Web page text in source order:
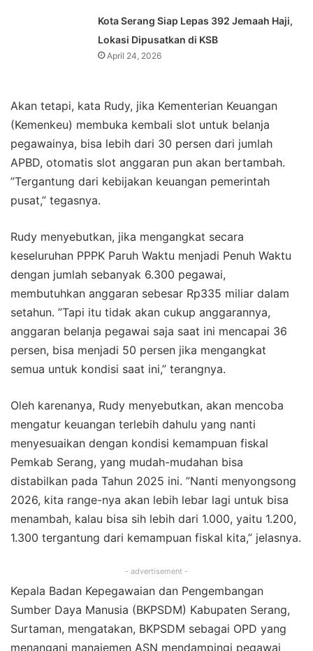
Kota Serang Siap Lepas 392 Jemaah Haji,
Lokasi Dipusatkan di KSB
April 24, 2026
Akan tetapi, kata Rudy, jika Kementerian Keuangan
(Kemenkeu) membuka kembali slot untuk belanja
pegawainya, bisa lebih dari 30 persen dari jumlah
APBD, otomatis slot anggaran pun akan bertambah.
”Tergantung dari kebijakan keuangan pemerintah
pusat,” tegasnya.
Rudy menyebutkan, jika mengangkat secara
keseluruhan PPPK Paruh Waktu menjadi Penuh Waktu
dengan jumlah sebanyak 6.300 pegawai,
membutuhkan anggaran sebesar Rp335 miliar dalam
setahun. ”Tapi itu tidak akan cukup anggarannya,
anggaran belanja pegawai saja saat ini mencapai 36
persen, bisa menjadi 50 persen jika mengangkat
semua untuk kondisi saat ini,” terangnya.
Oleh karenanya, Rudy menyebutkan, akan mencoba
mengatur keuangan terlebih dahulu yang nanti
menyesuaikan dengan kondisi kemampuan fiskal
Pemkab Serang, yang mudah-mudahan bisa
distabilkan pada Tahun 2025 ini. ”Nanti menyongsong
2026, kita range-nya akan lebih lebar lagi untuk bisa
menambah, kalau bisa sih lebih dari 1.000, yaitu 1.200,
1.300 tergantung dari kemampuan fiskal kita,” jelasnya.
- advertisement -
Kepala Badan Kepegawaian dan Pengembangan
Sumber Daya Manusia (BKPSDM) Kabupaten Serang,
Surtaman, mengatakan, BKPSDM sebagai OPD yang
menangani manajemen ASN mendampingi pegawai